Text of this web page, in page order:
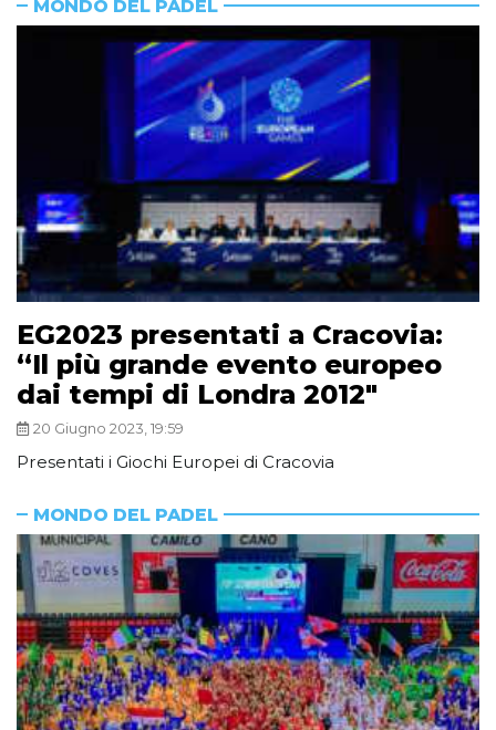
MONDO DEL PADEL
EG2023 presentati a Cracovia:
“Il più grande evento europeo
dai tempi di Londra 2012″
20 Giugno 2023, 19:59
Presentati i Giochi Europei di Cracovia
MONDO DEL PADEL